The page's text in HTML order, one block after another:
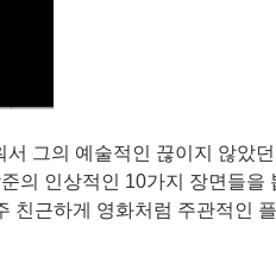
그의 예술적인 끊이지 않았던
의 인상적인 10가지 장면들을
친근하게 영화처럼 주관적인